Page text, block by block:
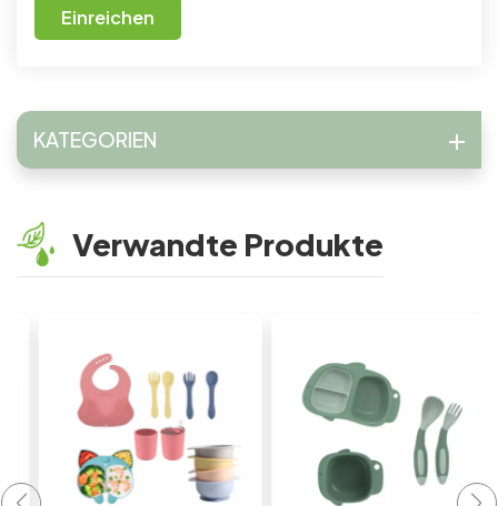
Einreichen
KATEGORIEN
Verwandte Produkte